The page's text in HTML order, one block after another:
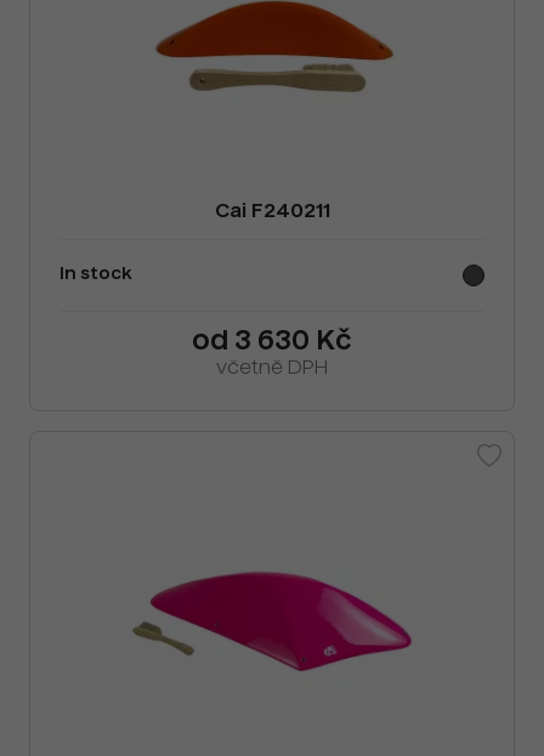
Cai F240211
In stock
od 3 630 Kč
včetně DPH